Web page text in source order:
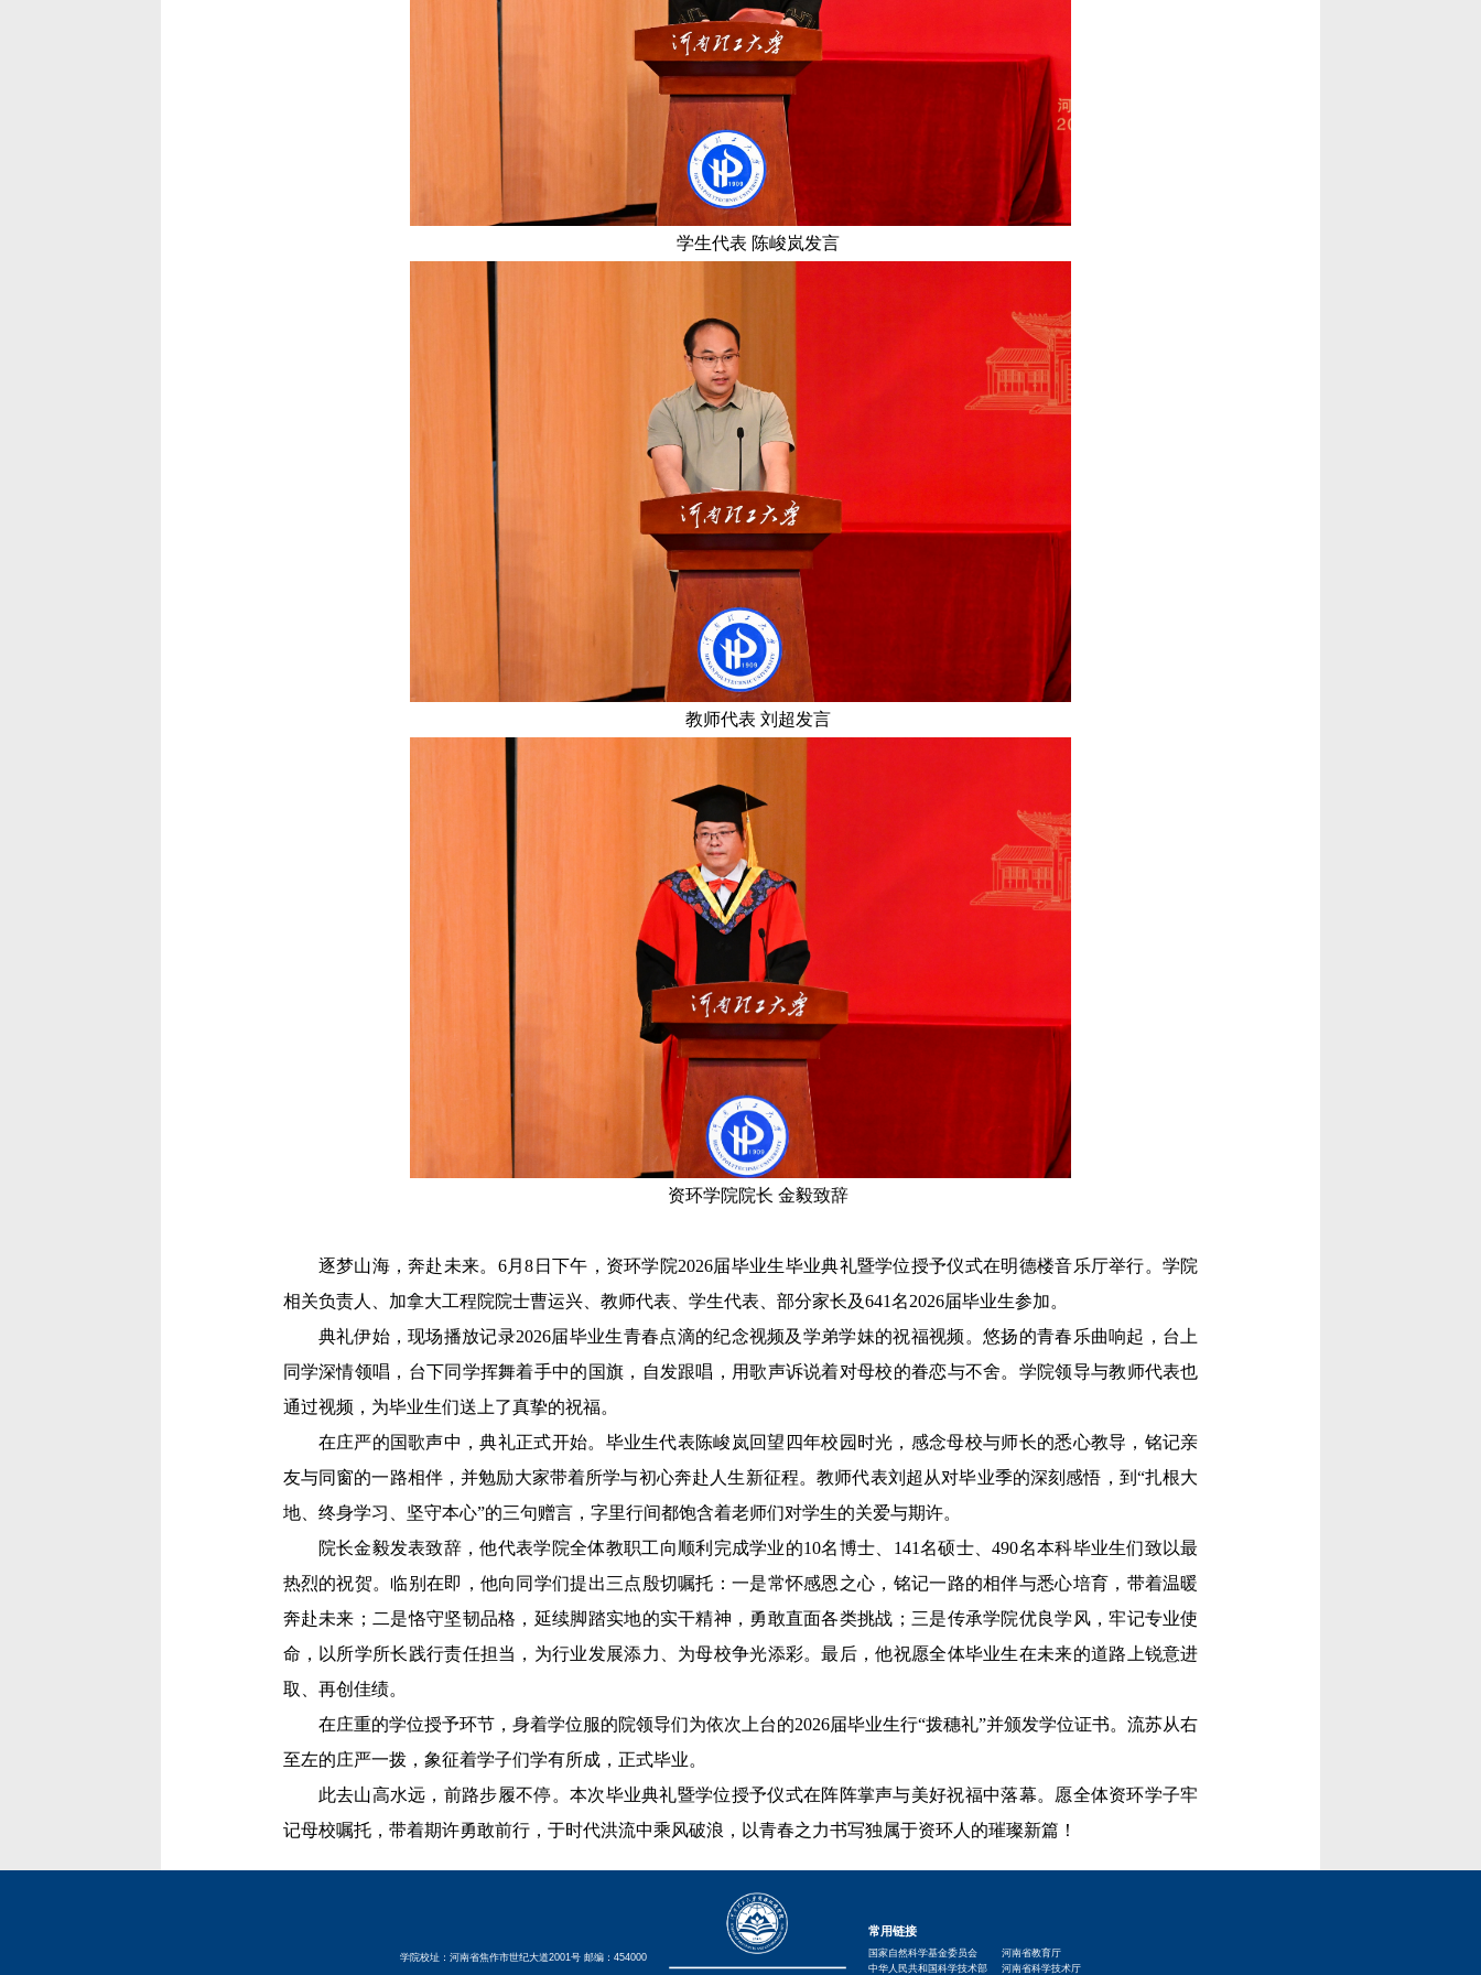
学生代表 陈峻岚发言
教师代表 刘超发言
资环学院院长 金毅致辞
逐梦山海，奔赴未来。6月8日下午，资环学院2026届毕业生毕业典礼暨学位授予仪式在明德楼音乐厅举行。学院
相关负责人、加拿大工程院院士曹运兴、教师代表、学生代表、部分家长及641名2026届毕业生参加。
典礼伊始，现场播放记录2026届毕业生青春点滴的纪念视频及学弟学妹的祝福视频。悠扬的青春乐曲响起，台上
同学深情领唱，台下同学挥舞着手中的国旗，自发跟唱，用歌声诉说着对母校的眷恋与不舍。学院领导与教师代表也
通过视频，为毕业生们送上了真挚的祝福。
在庄严的国歌声中，典礼正式开始。毕业生代表陈峻岚回望四年校园时光，感念母校与师长的悉心教导，铭记亲
友与同窗的一路相伴，并勉励大家带着所学与初心奔赴人生新征程。教师代表刘超从对毕业季的深刻感悟，到“扎根大
地、终身学习、坚守本心”的三句赠言，字里行间都饱含着老师们对学生的关爱与期许。
院长金毅发表致辞，他代表学院全体教职工向顺利完成学业的10名博士、141名硕士、490名本科毕业生们致以最
热烈的祝贺。临别在即，他向同学们提出三点殷切嘱托：一是常怀感恩之心，铭记一路的相伴与悉心培育，带着温暖
奔赴未来；二是恪守坚韧品格，延续脚踏实地的实干精神，勇敢直面各类挑战；三是传承学院优良学风，牢记专业使
命，以所学所长践行责任担当，为行业发展添力、为母校争光添彩。最后，他祝愿全体毕业生在未来的道路上锐意进
取、再创佳绩。
在庄重的学位授予环节，身着学位服的院领导们为依次上台的2026届毕业生行“拨穗礼”并颁发学位证书。流苏从右
至左的庄严一拨，象征着学子们学有所成，正式毕业。
此去山高水远，前路步履不停。本次毕业典礼暨学位授予仪式在阵阵掌声与美好祝福中落幕。愿全体资环学子牢
记母校嘱托，带着期许勇敢前行，于时代洪流中乘风破浪，以青春之力书写独属于资环人的璀璨新篇！
学院校址：河南省焦作市世纪大道2001号 邮编：454000
常用链接
国家自然科学基金委员会
中华人民共和国科学技术部
河南省教育厅
河南省科学技术厅